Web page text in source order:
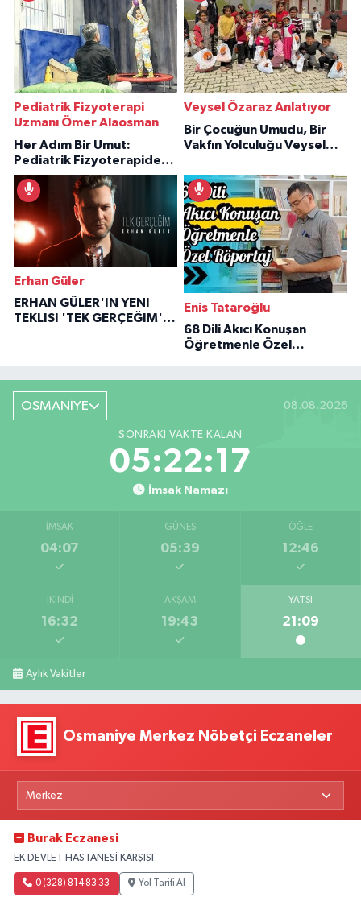
Pediatrik Fizyoterapi
Uzmanı Ömer Alaosman
Her Adım Bir Umut:
Pediatrik Fizyoterapiden
İlham Veren Hikâyeler
Veysel Özaraz Anlatıyor
Bir Çocuğun Umudu, Bir
Vakfın Yolculuğu Veysel
Erhan Güler
ERHAN GÜLER'IN YENI
TEKLISI 'TEK GERÇEĞIM'LE
Enis Tataroğlu
68 Dili Akıcı Konuşan
Öğretmenle Özel
OSMANİYE 08.08.2026
SONRAKI VAKTE KALAN
05:22:17
İmsak Namazı
İMSAK
04:07
GÜNEŞ
05:39
ÖĞLE
12:46
İKINDI
16:32
AKŞAM
19:43
YATSI
21:09
Aylık Vakitler
Osmaniye Merkez Nöbetçi Eczaneler
Burak Eczanesi
EK DEVLET HASTANESİ KARŞISI
0 (328) 814 83 33 Yol Tarifi Al